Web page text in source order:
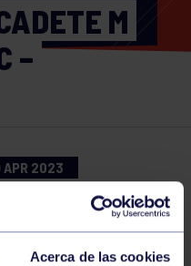
Acerca de las cookies
M
–
APR 2023